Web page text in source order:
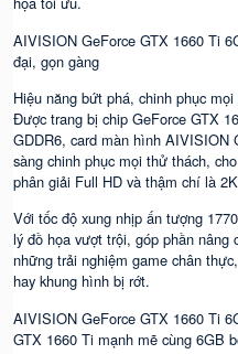
AIVISION GeForce GTX 1660 Ti
đại, gọn gàng
Hiệu năng bứt phá, chinh phục
Được trang bị chip GeForce GTX
GDDR6, card màn hình AIVISION
sàng chinh phục mọi thử thách,
phân giải Full HD và thậm chí là
Với tốc độ xung nhịp ấn tượng
lý đồ họa vượt trội, góp phần
những trải nghiệm game chân
hay khung hình bị rớt.
AIVISION GeForce GTX 1660 Ti
GTX 1660 Ti mạnh mẽ cùng 6GB